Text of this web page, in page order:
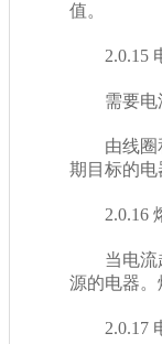
值。
2.0.15 电
需要电流
由线圈和
期目标的电器
2.0.16
当电流超
源的电器
2.0.17 电